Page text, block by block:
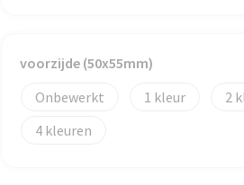
voorzijde (50x55mm)
Onbewerkt
1 2
4